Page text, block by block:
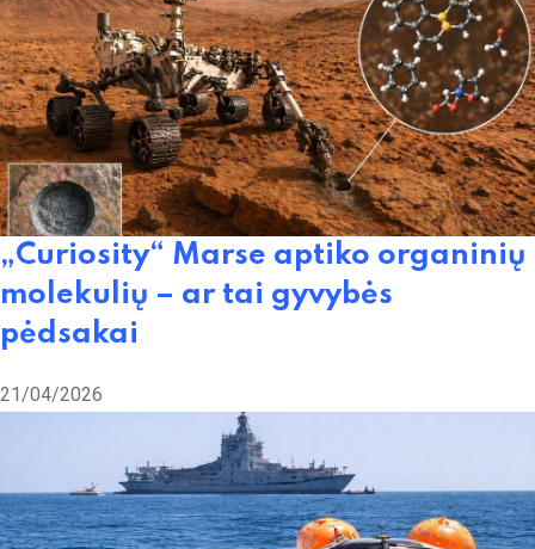
„Curiosity“ Marse aptiko organinių
molekulių – ar tai gyvybės
pėdsakai
21/04/2026